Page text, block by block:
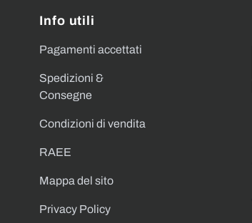
Info utili
Pagamenti accettati
Spedizioni &
Consegne
Condizioni di vendita
RAEE
Mappa del sito
Privacy Policy